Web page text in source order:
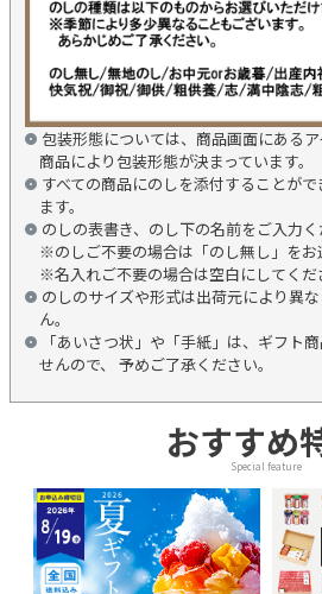
包装形態については、商品画面にあるア
商品により包装形態が決まっています。
すべての商品にのしを添付することが
ます。
のしの表書き、のし下の名前をご入力く
※のしご不要の場合は「のし無し」をお
※名入れご不要の場合は空白にしてくだ
のしのサイズや形式は出荷元により異
ん。
「あいさつ状」や「手紙」は、ギフト
せんので、 予めご了承ください。
おすすめ
Special feature